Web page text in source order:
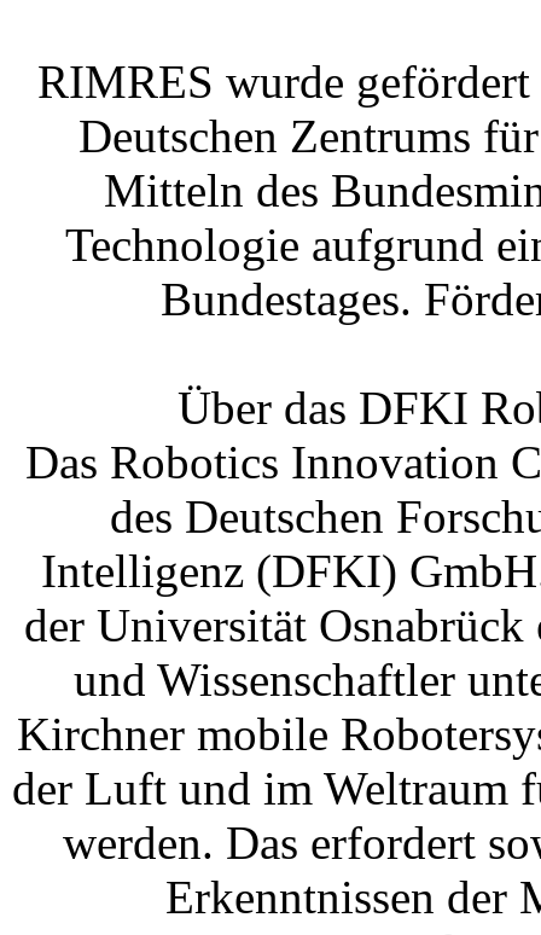
RIMRES wurde
Deutschen Zentrums
Mitteln des
Technologie aufgrund
Bundestages.
Über das DFKI
Das Robotics Innovation
des Deutschen
Intelligenz (DFKI)
der Universität
und Wissenschaftler
Kirchner mobile
der Luft und im Weltraum
werden. Das erfordert
Erkenntnissen der